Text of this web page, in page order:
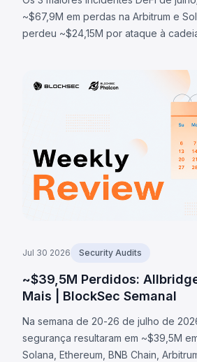
~$67,9M em perdas na Arbitrum e
perdeu ~$24,15M por ataque à
Jul 30 2026 Security Audits
~$39,5M Perdidos:
Mais | BlockSec Semanal
Na semana de 20-26 de julho de
segurança resultaram em ~$39,5M
Solana, Ethereum, BNB Chain,